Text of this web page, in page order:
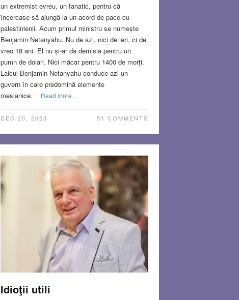
un extremist evreu, un fanatic, pentru că
încercase să ajungă la un acord de pace cu
palestinienii. Acum primul ministru se numește
Benjamin Netanyahu. Nu de azi, nici de ieri, ci de
vreo 18 ani. El nu și-ar da demisia pentru un
pumn de dolari. Nici măcar pentru 1400 de morți.
Laicul Benjamin Netanyahu conduce azi un
guvern în care predomină elemente
mesianice.
Read more…
DEC 20, 2023 51 COMMENTS
Idioţii utili